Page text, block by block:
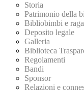
Storia
Patrimonio della
Bibliobimbi e
Deposito legale
Galleria
Biblioteca
Regolamenti
Bandi
Sponsor
Relazioni e